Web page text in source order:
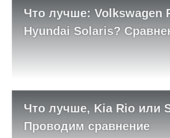
Что лучше: Volkswagen
Hyundai Solaris?
Что лучше, Kia Rio или
Проводим сравнение